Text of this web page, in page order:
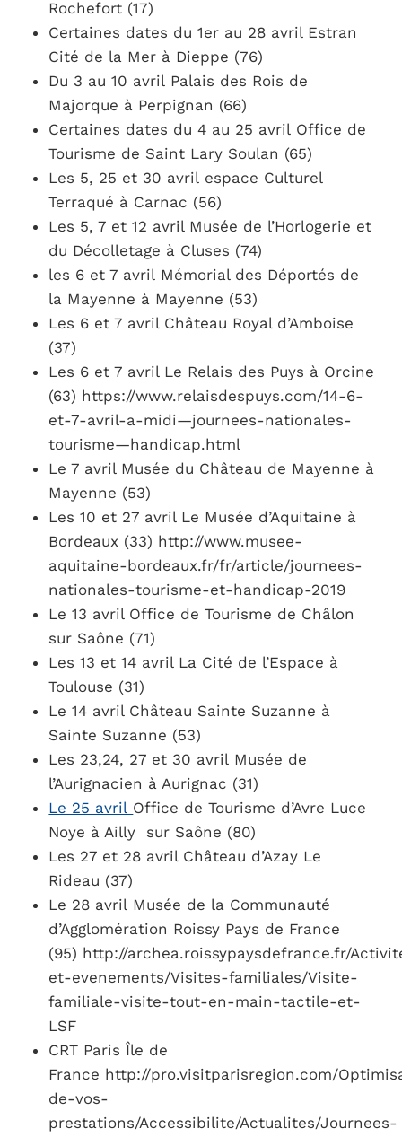
Rochefort (17)
Certaines dates du 1er au 28 avril Estran
Cité de la Mer à Dieppe (76)
Du 3 au 10 avril Palais des Rois de
Majorque à Perpignan (66)
Certaines dates du 4 au 25 avril Office de
Tourisme de Saint Lary Soulan (65)
Les 5, 25 et 30 avril espace Culturel
Terraqué à Carnac (56)
Les 5, 7 et 12 avril Musée de l’Horlogerie et
du Décolletage à Cluses (74)
les 6 et 7 avril Mémorial des Déportés de
la Mayenne à Mayenne (53)
Les 6 et 7 avril Château Royal d’Amboise
(37)
Les 6 et 7 avril Le Relais des Puys à Orcine
(63) https://www.relaisdespuys.com/14-6-
et-7-avril-a-midi—journees-nationales-
tourisme—handicap.html
Le 7 avril Musée du Château de Mayenne à
Mayenne (53)
Les 10 et 27 avril Le Musée d’Aquitaine à
Bordeaux (33) http://www.musee-
aquitaine-bordeaux.fr/fr/article/journees-
nationales-tourisme-et-handicap-2019
Le 13 avril Office de Tourisme de Châlon
sur Saône (71)
Les 13 et 14 avril La Cité de l’Espace à
Toulouse (31)
Le 14 avril Château Sainte Suzanne à
Sainte Suzanne (53)
Les 23,24, 27 et 30 avril Musée de
l’Aurignacien à Aurignac (31)
Le 25 avril Office de Tourisme d’Avre Luce
Noye à Ailly sur Saône (80)
Les 27 et 28 avril Château d’Azay Le
Rideau (37)
Le 28 avril Musée de la Communauté
d’Agglomération Roissy Pays de France
(95) http://archea.roissypaysdefrance.fr/
et-evenements/Visites-familiales/Visite-
familiale-visite-tout-en-main-tactile-et-
LSF
CRT Paris Île de
France http://pro.visitparisregion.com/
de-vos-
prestations/Accessibilite/Actualites/Journees-